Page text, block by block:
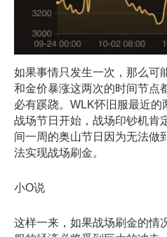
如果事情只发生一次，那么可
和金价暴涨这两次的时间节点
必有蹊跷。WLK怀旧服最近的
战场节日开始，战场印钞机肯
间一周的奥山节日因为无法做
法实现战场刷金。
小O说
这样一来，如果战场刷金的情